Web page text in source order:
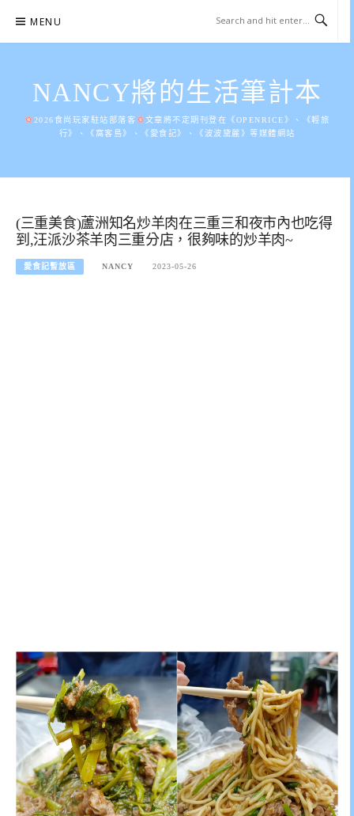
content
MENU
NANCY將的生活筆計本
2026食尚玩家駐站部落客
文章將不定期刊登在《OPENRICE》、《輕旅
行》、《窩客島》、《愛食記》、《波波黛麗》等媒體網站
(三重美食)蘆洲知名炒羊肉在三重三和夜市內也吃得
到,汪派沙茶羊肉三重分店，很夠味的炒羊肉~
愛食記暫放區 NANCY 2023-05-26